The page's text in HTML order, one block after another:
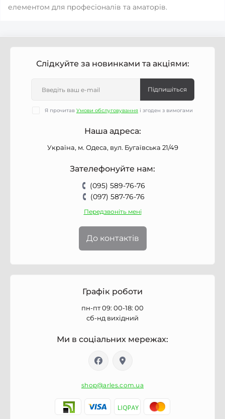
елементом для професіоналів та аматорів.
Слідкуйте за новинками та акціями:
Підпишіться
Я прочитав Умови обслуговування і згоден з вимогами
Наша адреса:
Україна, м. Одеса, вул. Бугаївська 21/49
Зателефонуйте нам:
(095) 589-76-76
(097) 587-76-76
Передзвоніть мені
До контактів
Графік роботи
пн-пт 09: 00-18: 00
сб-нд вихідний
Ми в соціальних мережах:
shop@arles.com.ua